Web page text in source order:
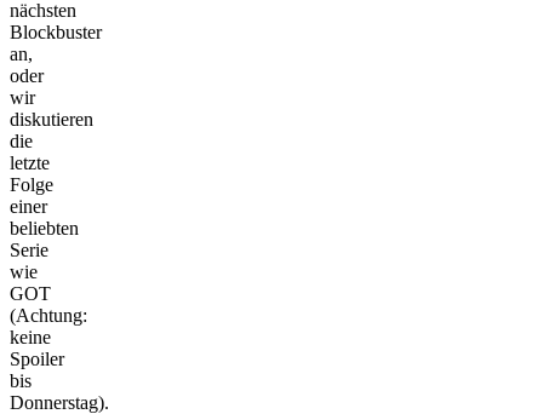
nächsten
Blockbuster
an,
oder
wir
diskutieren
die
letzte
Folge
einer
beliebten
Serie
wie
GOT
(Achtung:
keine
Spoiler
bis
Donnerstag).